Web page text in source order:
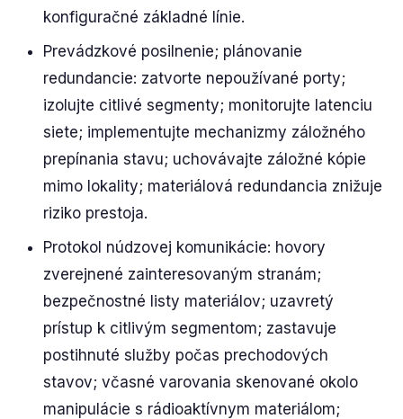
konfiguračné základné línie.
Prevádzkové posilnenie; plánovanie
redundancie: zatvorte nepoužívané porty;
izolujte citlivé segmenty; monitorujte latenciu
siete; implementujte mechanizmy záložného
prepínania stavu; uchovávajte záložné kópie
mimo lokality; materiálová redundancia znižuje
riziko prestoja.
Protokol núdzovej komunikácie: hovory
zverejnené zainteresovaným stranám;
bezpečnostné listy materiálov; uzavretý
prístup k citlivým segmentom; zastavuje
postihnuté služby počas prechodových
stavov; včasné varovania skenované okolo
manipulácie s rádioaktívnym materiálom;